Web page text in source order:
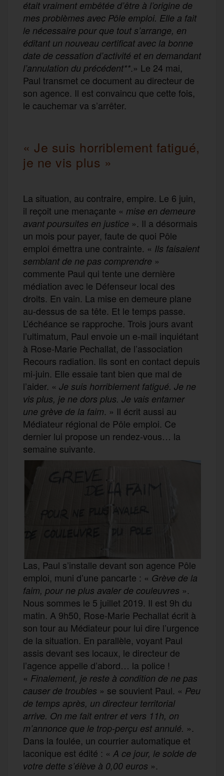
était vraiment embêtée d’être à l’origine de
mes problèmes avec Pôle emploi. Elle a fait
le nécessaire pour que tout s’arrange, en
éditant un nouveau certificat avec la bonne
date de cessation d’activité et en demandant
l’annulation du précédent**.» Le 24 mai,
Paul transmet ce document au directeur de
son agence. Il est convaincu que cette fois,
le cauchemar va s’arrêter.
« Je suis horriblement fatigué,
je ne vis plus »
La situation, au contraire, empire. Le 6 juin,
il reçoit une menaçante « mise en demeure
avant poursuites en justice ». Il a désormais
un mois pour payer, faute de quoi Pôle
emploi émettra une contrainte. « Ils faisaient
semblant de ne pas comprendre »
commente Paul qui tente une dernière
médiation avec le Défenseur local des
droits. En vain. La mise en demeure plane
au-dessus de sa tête. Et le temps passe.
L’échéance se rapproche. Trois jours avant
l’ultimatum, Paul envoie un e-mail inquiétant
à Rose-Marie Pechallat, de l’association
Recours radiation. Ils sont en contact depuis
mi-juin. Elle essaie tant bien que mal de
l’aider. « Je suis horriblement fatigué. Je ne
vis plus, je ne dors plus. Je vais entamer
une grève de la faim. » Il écrit aussi au
Médiateur régional de Pôle emploi. Ce
dernier lui propose un rendez-vous… la
semaine suivante.
Las, Paul s’installe devant son agence Pôle
emploi, muni d’une pancarte : « Grève de la
faim, pour ne plus avaler de couleuvres ».
Nous sommes le 5 juillet 2019. Il est 9h du
matin. A 9h50, Rose-Marie Pechallat écrit à
son tour au Médiateur pour lui dire l’urgence
de la situation. En parallèle, voyant Paul
assis devant ses locaux, le directeur de
l’agence appelle d’abord… la police !
« Finalement, je reste à condition de ne pas
causer de troubles » se souvient Paul. « Peu
de temps après, un directeur territorial
arrive. On me fait entrer et vers 11h, on
m’annonce que le trop-perçu est annulé. ».
Dans la foulée, un courrier automatique et
laconique est édité : « A ce jour, le solde de
votre dette s’élève à 0,00 euros ».